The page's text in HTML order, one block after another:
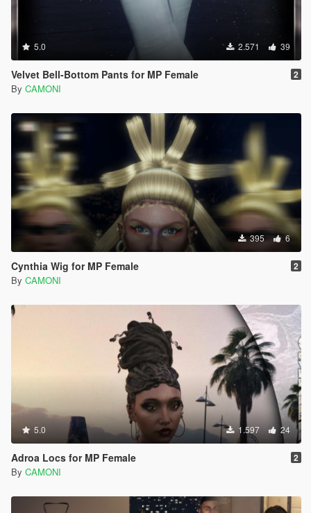
5.0 2.571 39
Velvet Bell-Bottom Pants for MP Female 2
By CAMONI
395 6
Cynthia Wig for MP Female 2
By CAMONI
5.0 1.597 24
Adroa Locs for MP Female 2
By CAMONI